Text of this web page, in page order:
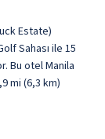
Estate)
Sahası ile 15
Bu otel Manila
mi (6,3 km)